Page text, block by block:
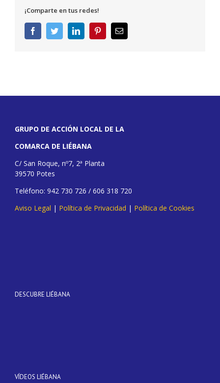
¡Comparte en tus redes!
FacebookTwitterLinkedInPinterestCorreo
electrónico
GRUPO DE ACCIÓN LOCAL DE LA
COMARCA DE LIÉBANA
C/ San Roque, nº7, 2ª Planta
39570 Potes
Teléfono: 942 730 726 / 606 318 720
Aviso Legal | Política de Privacidad | Política de Cookies
DESCUBRE LIÉBANA
VÍDEOS LIÉBANA